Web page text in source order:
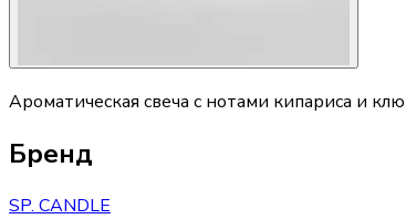
Ароматическая свеча с нотами кипариса и
Бренд
SP. CANDLE